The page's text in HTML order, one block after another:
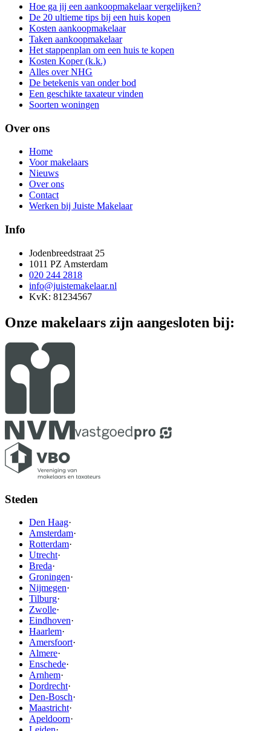
Hoe ga jij een aankoopmakelaar vergelijken?
De 20 ultieme tips bij een huis kopen
Kosten aankoopmakelaar
Taken aankoopmakelaar
Het stappenplan om een huis te kopen
Kosten Koper (k.k.)
Alles over NHG
De betekenis van onder bod
Een geschikte taxateur vinden
Soorten woningen
Over ons
Home
Voor makelaars
Nieuws
Over ons
Contact
Werken bij Juiste Makelaar
Info
Jodenbreedstraat 25
1011 PZ Amsterdam
020 244 2818
info@juistemakelaar.nl
KvK: 81234567
Onze makelaars zijn aangesloten bij:
Steden
Den Haag·
Amsterdam·
Rotterdam·
Utrecht·
Breda·
Groningen·
Nijmegen·
Tilburg·
Zwolle·
Eindhoven·
Haarlem·
Amersfoort·
Almere·
Enschede·
Arnhem·
Dordrecht·
Den-Bosch·
Maastricht·
Apeldoorn·